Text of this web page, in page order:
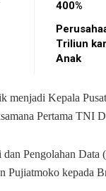
400%
Triliun
Anak
Kepala
Pertama TNI
Pengolahan Data
Pujiatmoko kepada